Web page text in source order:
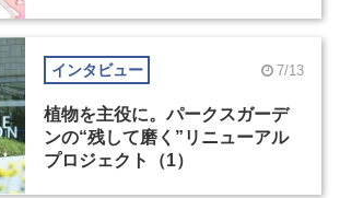
インタビュー 7/13
植物を主役に。パークスガーデ
ンの“残して磨く”リニューアル
プロジェクト（1）